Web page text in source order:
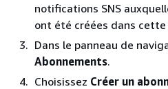
notifications SNS
ont été créées dans cette
Dans le panneau de
Abonnements.
Choisissez Créer un